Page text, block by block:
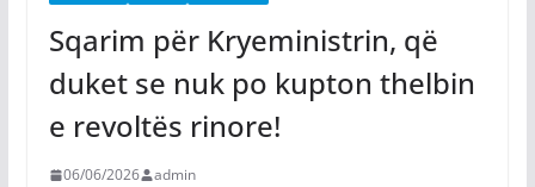
Sqarim për Kryeministrin, që
duket se nuk po kupton thelbin
e revoltës rinore!
06/06/2026 admin